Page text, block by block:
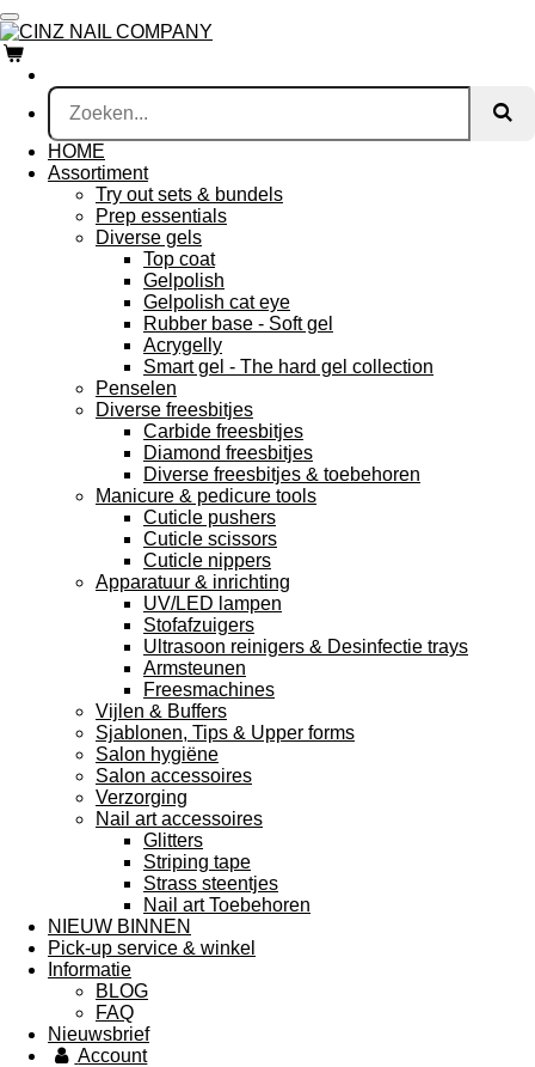
Ga
direct
naar
de
hoofdinhoud
HOME
Assortiment
Try out sets & bundels
Prep essentials
Diverse gels
Top coat
Gelpolish
Gelpolish cat eye
Rubber base - Soft gel
Acrygelly
Smart gel - The hard gel collection
Penselen
Diverse freesbitjes
Carbide freesbitjes
Diamond freesbitjes
Diverse freesbitjes & toebehoren
Manicure & pedicure tools
Cuticle pushers
Cuticle scissors
Cuticle nippers
Apparatuur & inrichting
UV/LED lampen
Stofafzuigers
Ultrasoon reinigers & Desinfectie trays
Armsteunen
Freesmachines
Vijlen & Buffers
Sjablonen, Tips & Upper forms
Salon hygiëne
Salon accessoires
Verzorging
Nail art accessoires
Glitters
Striping tape
Strass steentjes
Nail art Toebehoren
NIEUW BINNEN
Pick-up service & winkel
Informatie
BLOG
FAQ
Nieuwsbrief
Account